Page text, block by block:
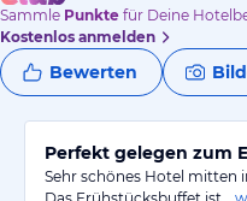
Sammle Punkte für Deine
Kostenlos anmelden
Bewerten
Perfekt gelegen zum
Sehr schönes Hotel mitten